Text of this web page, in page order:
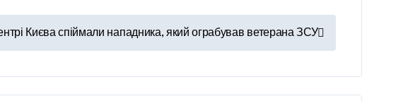
Києва спіймали нападника, який ограбував ветерана ЗСУ